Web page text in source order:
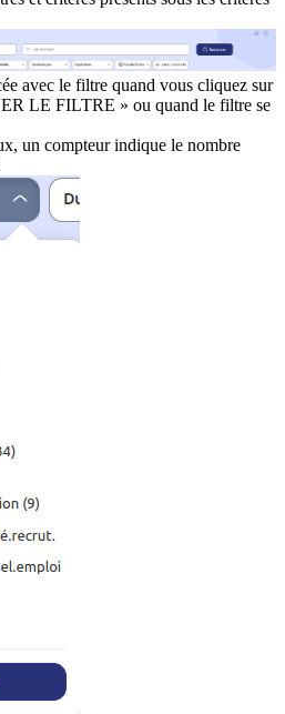
avec le filtre quand vous cliquez sur
LE FILTRE » ou quand le filtre se
un compteur indique le nombre